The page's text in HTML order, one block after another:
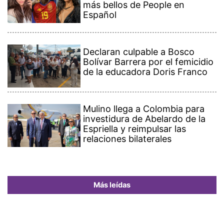
más bellos de People en
Español
Declaran culpable a Bosco
Bolívar Barrera por el femicidio
de la educadora Doris Franco
Mulino llega a Colombia para
investidura de Abelardo de la
Espriella y reimpulsar las
relaciones bilaterales
Más leídas